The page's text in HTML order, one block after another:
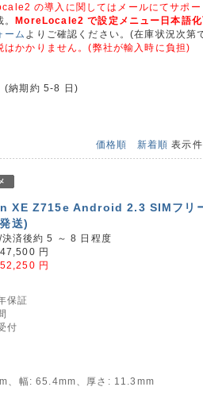
の導入に関してはメールにてサポー
。MoreLocale2 で設定メニュー日本語化
ーム よりご確認ください。(在庫状況次第
はかかりません。(弊社が輸入時に負担)
(納期約 5-8 日)
価格順 新着順 表示
XE Z715e Android 2.3 SIMフリ
送)
済後約 5 ～ 8 日程度
47,500 円
52,250 円
保証
付
、幅: 65.4mm、厚さ: 11.3mm